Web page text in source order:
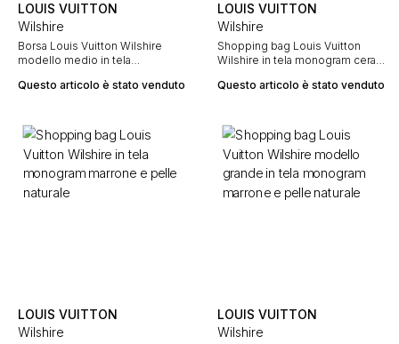
LOUIS VUITTON
Wilshire
Borsa Louis Vuitton Wilshire
modello medio in tela
naturale
Questo articolo è stato venduto
LOUIS VUITTON
Wilshire
Shopping bag Louis Vuitton
Wilshire in tela monogram cerata
Questo articolo è stato venduto
LOUIS VUITTON
Wilshire
LOUIS VUITTON
Wilshire